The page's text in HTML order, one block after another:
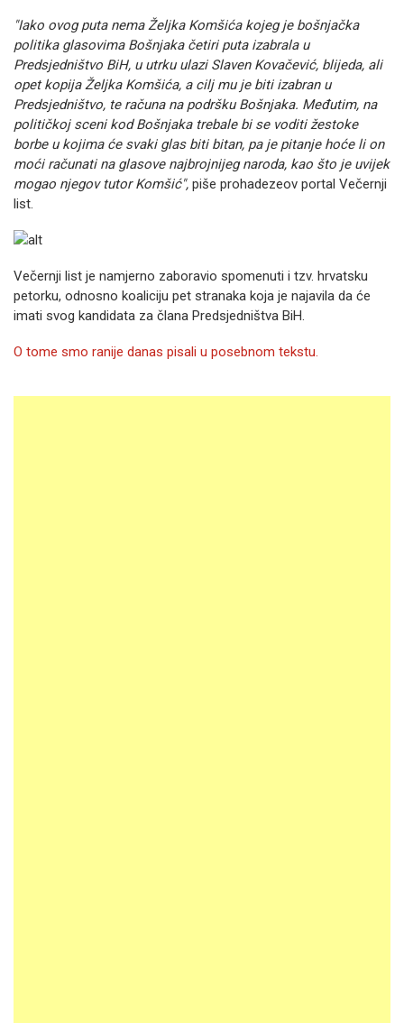
"Iako ovog puta nema Željka Komšića kojeg je bošnjačka
politika glasovima Bošnjaka četiri puta izabrala u
Predsjedništvo BiH, u utrku ulazi Slaven Kovačević, blijeda, ali
opet kopija Željka Komšića, a cilj mu je biti izabran u
Predsjedništvo, te računa na podršku Bošnjaka. Međutim, na
političkoj sceni kod Bošnjaka trebale bi se voditi žestoke
borbe u kojima će svaki glas biti bitan, pa je pitanje hoće li on
moći računati na glasove najbrojnijeg naroda, kao što je uvijek
mogao njegov tutor Komšić", piše prohadezeov portal Večernji
list.
Večernji list je namjerno zaboravio spomenuti i tzv. hrvatsku
petorku, odnosno koaliciju pet stranaka koja je najavila da će
imati svog kandidata za člana Predsjedništva BiH.
O tome smo ranije danas pisali u posebnom tekstu.